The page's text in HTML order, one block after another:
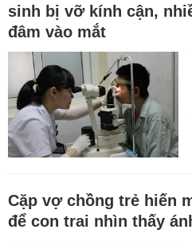
sinh bị vỡ kính cận,
đâm vào mắt
Cặp vợ chồng trẻ hiến
để con trai nhìn thấy